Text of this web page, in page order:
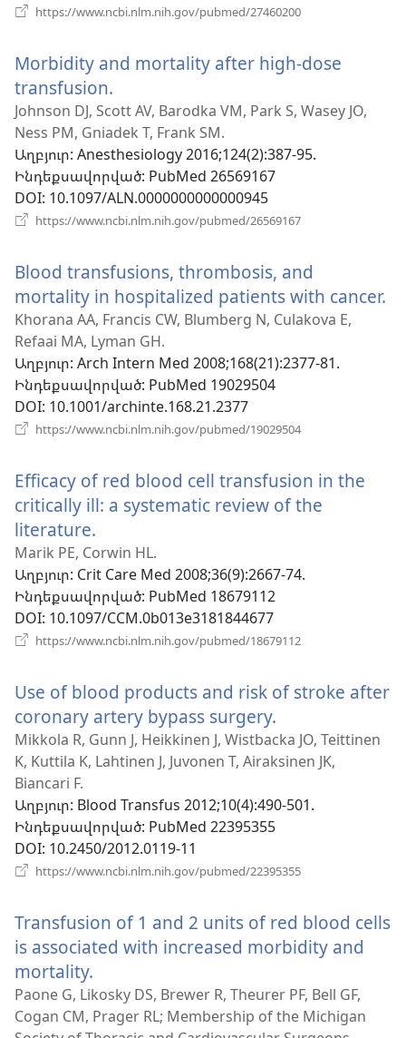
https://www.ncbi.nlm.nih.gov/pubmed/27460200
պատուհան)
Morbidity and mortality after high-dose
transfusion.
է
նոր
պատուհան)
Johnson DJ, Scott AV, Barodka VM, Park S, Wasey JO,
Ness PM, Gniadek T, Frank SM.
Աղբյուր‎: Anesthesiology 2016;124(2):387-95.
Ինդեքսավորված‎: PubMed 26569167
DOI‎: 10.1097/ALN.0000000000000945
https://www.ncbi.nlm.nih.gov/pubmed/26569167
պատուհան)
Blood transfusions, thrombosis, and
mortality in hospitalized patients with cancer.
Khorana AA, Francis CW, Blumberg N, Culakova E,
Refaai MA, Lyman GH.
Աղբյուր‎: Arch Intern Med 2008;168(21):2377-81.
Ինդեքսավորված‎: PubMed 19029504
DOI‎: 10.1001/archinte.168.21.2377
https://www.ncbi.nlm.nih.gov/pubmed/19029504
պատուհան)
Efficacy of red blood cell transfusion in the
critically ill: a systematic review of the
literature.
է
նոր
պատուհան)
Marik PE, Corwin HL.
Աղբյուր‎: Crit Care Med 2008;36(9):2667-74.
Ինդեքսավորված‎: PubMed 18679112
DOI‎: 10.1097/CCM.0b013e3181844677
https://www.ncbi.nlm.nih.gov/pubmed/18679112
պատուհան)
Use of blood products and risk of stroke after
coronary artery bypass surgery.
է
նոր
Mikkola R, Gunn J, Heikkinen J, Wistbacka JO, Teittinen
K, Kuttila K, Lahtinen J, Juvonen T, Airaksinen JK,
Biancari F.
Աղբյուր‎: Blood Transfus 2012;10(4):490-501.
Ինդեքսավորված‎: PubMed 22395355
DOI‎: 10.2450/2012.0119-11
https://www.ncbi.nlm.nih.gov/pubmed/22395355
պատուհան)
Transfusion of 1 and 2 units of red blood cells
is associated with increased morbidity and
mortality.
է
նոր
Paone G, Likosky DS, Brewer R, Theurer PF, Bell GF,
Cogan CM, Prager RL; Membership of the Michigan